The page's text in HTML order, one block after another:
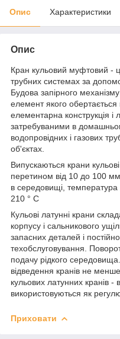
Опис Характеристики
Опис
Кран кульовий муфтовий -
трубних системах за
Будова запірного
елемент якого обертається
елементарна конструкція і
затребуваними в
водопровідних і газових
об'єктах.
Випускаються крани
перетином від 10 до 100
в середовищі, температура
210 ° C
Кульові латунні крани
корпусу і сальникового
запасних деталей і
техобслуговування.
подачу рідкого
відведення кранів не
кульових латунних кранів -
використовуються як
Приховати